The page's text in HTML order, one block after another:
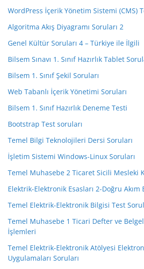
WordPress İçerik Yönetim Sistemi (CMS)
Algoritma Akış Diyagramı Soruları 2
Genel Kültür Soruları 4 – Türkiye ile İlgili
Bilsem Sınavı 1. Sınıf Hazırlık Tablet
Bilsem 1. Sınıf Şekil Soruları
Web Tabanlı İçerik Yönetimi Soruları
Bilsem 1. Sınıf Hazırlık Deneme Testi
Bootstrap Test soruları
Temel Bilgi Teknolojileri Dersi Soruları
İşletim Sistemi Windows-Linux Soruları
Temel Muhasebe 2 Ticaret Sicili Mesleki
Elektrik-Elektronik Esasları 2-Doğru Akım
Temel Elektrik-Elektronik Bilgisi Test
Temel Muhasebe 1 Ticari Defter ve
İşlemleri
Temel Elektrik-Elektronik Atölyesi
Uygulamaları Soruları